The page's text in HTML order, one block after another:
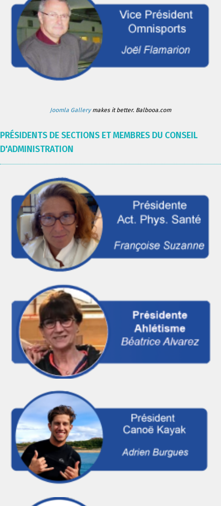
Joomla Gallerymakes it better. Balbooa.com
PRÉSIDENTS DE SECTIONS ET MEMBRES DU CONSEIL
D'ADMINISTRATION